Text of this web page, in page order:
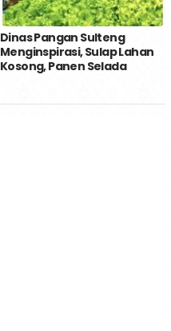
Dinas Pangan Sulteng
Menginspirasi, Sulap Lahan
Kosong, Panen Selada